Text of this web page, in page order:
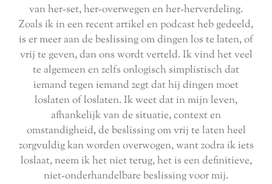
van her-set, her-overwegen en her-herverdeling.
Zoals ik in een recent artikel en podcast heb gedeeld,
is er meer aan de beslissing om dingen los te laten, of
vrij te geven, dan ons wordt verteld. Ik vind het veel
te algemeen en zelfs onlogisch simplistisch dat
iemand tegen iemand zegt dat hij dingen moet
loslaten of loslaten. Ik weet dat in mijn leven,
afhankelijk van de situatie, context en
omstandigheid, de beslissing om vrij te laten heel
zorgvuldig kan worden overwogen, want zodra ik iets
loslaat, neem ik het niet terug, het is een definitieve,
niet-onderhandelbare beslissing voor mij.